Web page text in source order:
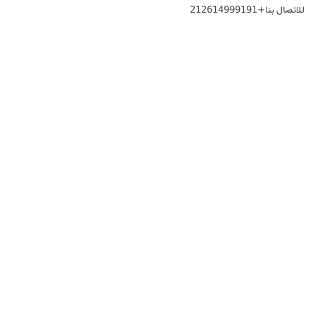
للاتصال بنا+212614999191